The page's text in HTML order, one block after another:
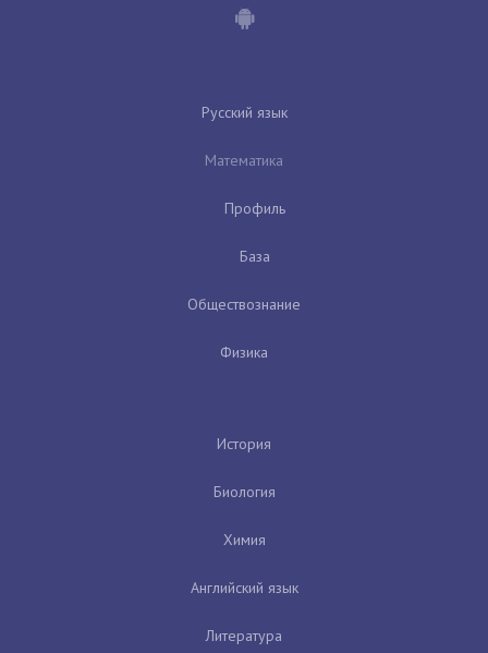
Русский язык
Математика
Профиль
База
Обществознание
Физика
История
Биология
Химия
Английский язык
Литература